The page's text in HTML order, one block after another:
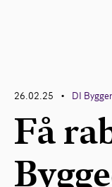
26.02.25 • DI
Få